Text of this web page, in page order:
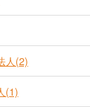
人(2)
(1)